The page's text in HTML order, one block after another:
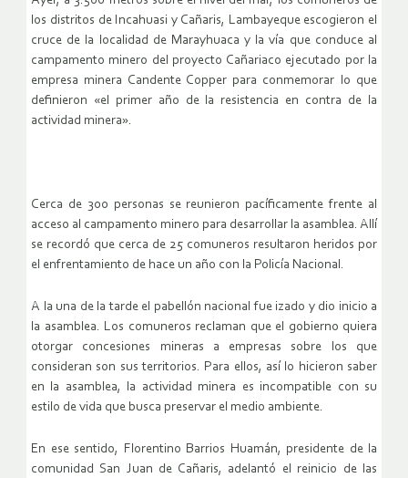
los distritos de Incahuasi y Cañaris, Lambayeque escogieron el
cruce de la localidad de Marayhuaca y la vía que conduce al
campamento minero del proyecto Cañariaco ejecutado por la
empresa minera Candente Copper para conmemorar lo que
definieron «el primer año de la resistencia en contra de la
actividad minera».
Cerca de 300 personas se reunieron pacíficamente frente al
acceso al campamento minero para desarrollar la asamblea. Allí
se recordó que cerca de 25 comuneros resultaron heridos por
el enfrentamiento de hace un año con la Policía Nacional.
A la una de la tarde el pabellón nacional fue izado y dio inicio a
la asamblea. Los comuneros reclaman que el gobierno quiera
otorgar concesiones mineras a empresas sobre los que
consideran son sus territorios. Para ellos, así lo hicieron saber
en la asamblea, la actividad minera es incompatible con su
estilo de vida que busca preservar el medio ambiente.
En ese sentido, Florentino Barrios Huamán, presidente de la
comunidad San Juan de Cañaris, adelantó el reinicio de las